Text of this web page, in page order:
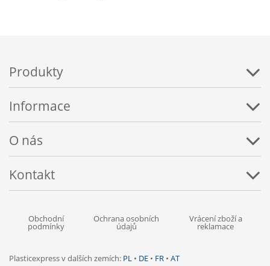
Produkty
Informace
O nás
Kontakt
Obchodní
podmínky
Ochrana osobních
údajů
Vrácení zboží a
reklamace
Plasticexpress v dalších zemích: PL • DE • FR • AT